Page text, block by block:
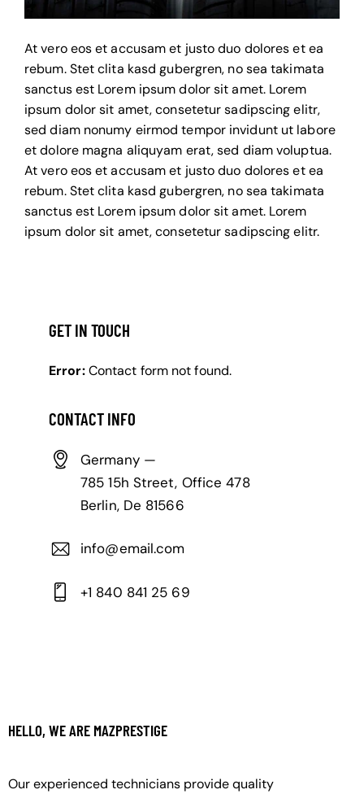
At vero eos et accusam et justo duo dolores et ea
rebum. Stet clita kasd gubergren, no sea takimata
sanctus est Lorem ipsum dolor sit amet. Lorem
ipsum dolor sit amet, consetetur sadipscing elitr,
sed diam nonumy eirmod tempor invidunt ut labore
et dolore magna aliquyam erat, sed diam voluptua.
At vero eos et accusam et justo duo dolores et ea
rebum. Stet clita kasd gubergren, no sea takimata
sanctus est Lorem ipsum dolor sit amet. Lorem
ipsum dolor sit amet, consetetur sadipscing elitr.
GET IN TOUCH
Error:Contact form not found.
CONTACT INFO
Germany —
785 15h Street, Office 478
Berlin, De 81566
info@email.com
+1 840 841 25 69
HELLO, WE ARE MAZPRESTIGE
Our experienced technicians provide quality